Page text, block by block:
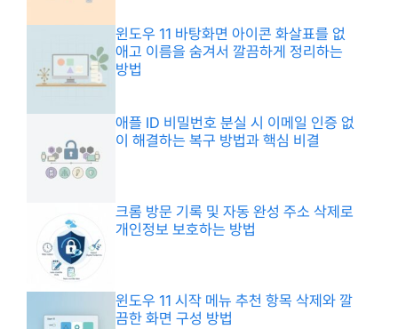
윈도우 11 바탕화면 아이콘 화살표를 없
애고 이름을 숨겨서 깔끔하게 정리하는
방법
애플 ID 비밀번호 분실 시 이메일 인증 없
이 해결하는 복구 방법과 핵심 비결
크롬 방문 기록 및 자동 완성 주소 삭제로
개인정보 보호하는 방법
윈도우 11 시작 메뉴 추천 항목 삭제와 깔
끔한 화면 구성 방법